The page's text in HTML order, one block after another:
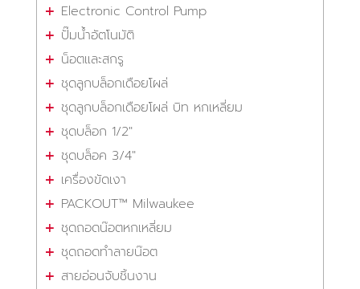
Electronic Control Pump
ปั๊มน้ำอัตโนมัติ
น็อตและสกรู
ชุดลูกบล็อกเดือยโผล่
ชุดลูกบล็อกเดือยโผล่ บิท หกเหลี่ยม
ชุดบล็อก 1/2"
ชุดบล็อค 3/4"
เครื่องขัดเงา
PACKOUT™ Milwaukee
ชุดถอดน๊อตหกเหลี่ยม
ชุดถอดทำลายน๊อต
สายอ่อนจับชิ้นงาน